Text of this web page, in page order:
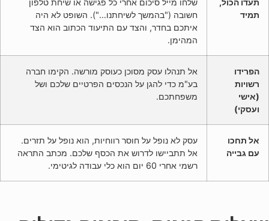
תעדו הכול,
תמיד
שלחו מייל סיכום אחרי כל פגישה או שיחת טלפון
חשובה ("בהמשך לשיחתנו…"). השופט לא היה
איתכם בחדר, והצד עם התיעוד הכתוב הוא הצד
המהימן.
הפרידו
רשויות
(אישי
ועסקי)
אל תנהלו עסק מסוכן כעוסק מורשה. הקימו חברה
בע"מ כדי להגן על הנכסים הפרטיים שלכם ושל
משפחתכם.
אל תחכו
עם גבייה
עסק לא נופל על חוסר רווחיות, הוא נופל על תזרים.
אל תתביישו לדרוש את הכסף שלכם. מכתב התראה
רשמי אחרי 60 יום הוא כלי עבודה לגיטימי.